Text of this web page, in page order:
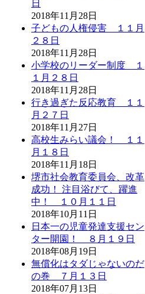
日
2018年11月28日
子どもの人権侵害 １１月
２８日
2018年11月28日
小学校のリーダー制度 １
１月２８日
2018年11月28日
行き過ぎた反応教育 １１
月２７日
2018年11月27日
高校生みらい議会！ １１
月１８日
2018年11月18日
堺市社会教育委員会、改革
成功！ 注目浴びて、躍進
中！ １０月１１日
2018年10月11日
日本一の児童発達支援セン
ター開園！ ８月１９日
2018年08月19日
無償化はタダじゃないのだ
の巻 ７月１３日
2018年07月13日